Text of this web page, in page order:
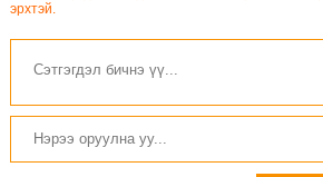
эрхтэй.